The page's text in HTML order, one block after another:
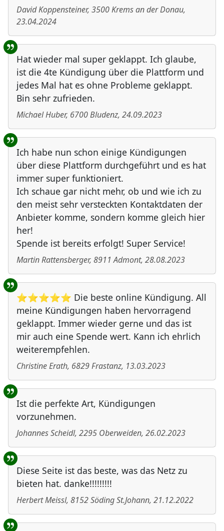
David Koppensteiner, 3500Krems an der Donau,
23.04.2024
Hat wieder mal super geklappt. Ich glaube,
ist die 4te Kündigung über die Plattform und
jedes Mal hat es ohne Probleme geklappt.
Bin sehr zufrieden.
Michael Huber, 6700Bludenz, 24.09.2023
Ich habe nun schon einige Kündigungen
über diese Plattform durchgeführt und es hat
immer super funktioniert.
Ich schaue gar nicht mehr, ob und wie ich zu
den meist sehr versteckten Kontaktdaten der
Anbieter komme, sondern komme gleich hier
her!
Spende ist bereits erfolgt! Super Service!
Martin Rattensberger, 8911 Admont, 28.08.2023
⭐⭐⭐⭐⭐ Die beste online Kündigung. All
meine Kündigungen haben hervorragend
geklappt. Immer wieder gerne und das ist
mir auch eine Spende wert. Kann ich ehrlich
weiterempfehlen.
Christine Erath, 6829Frastanz, 13.03.2023
Ist die perfekte Art, Kündigungen
vorzunehmen.
Johannes Scheidl, 2295 Oberweiden, 26.02.2023
Diese Seite ist das beste, was das Netz zu
bieten hat. danke!!!!!!!!!
Herbert Meissl, 8152Söding St.Johann, 21.12.2022